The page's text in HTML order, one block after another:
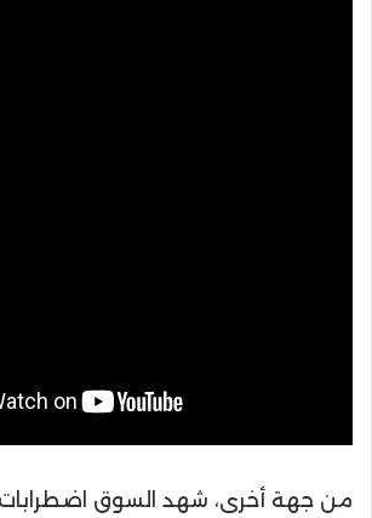
من جهة أخرى، شهد السوق